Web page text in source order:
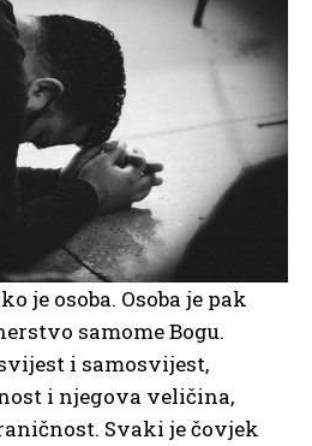
je osoba. Osoba je pak
samome Bogu.
i samosvijest,
i njegova veličina,
Svaki je čovjek